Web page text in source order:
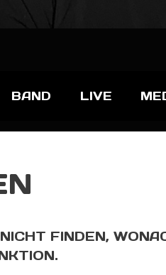
BAND LIVE
FINDEN,